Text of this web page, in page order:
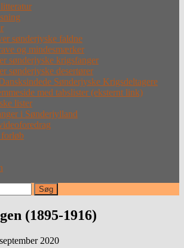
sønderjyske faldne
og mindesmærker
sønderjyske krigsfanger
sønderjyske desertører
Sønderjyske Krigsdeltagere
med tabslister (eksternt link)
lister
i Sønderjylland
(1895-1916)
2020